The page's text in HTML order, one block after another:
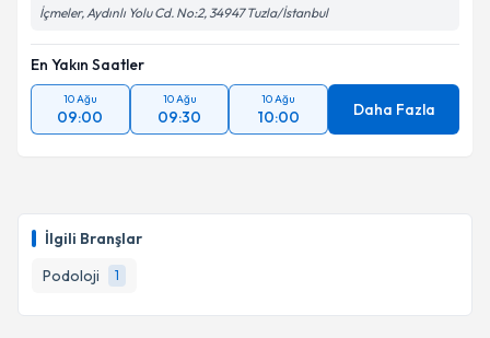
İlgili Branşlar
Podoloji
1
İçmeler, Aydınlı Yolu Cd. No:2, 34947 Tuzla/İstanbul
En Yakın Saatler
10 Ağu
09:00
10 Ağu
09:30
10 Ağu
10:00 Daha Fazla